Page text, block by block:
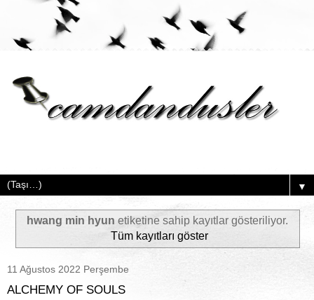
▼
hwang min hyun etiketine sahip kayıtlar gösteriliyor.
Tüm kayıtları göster
11 Ağustos 2022 Perşembe
ALCHEMY OF SOULS